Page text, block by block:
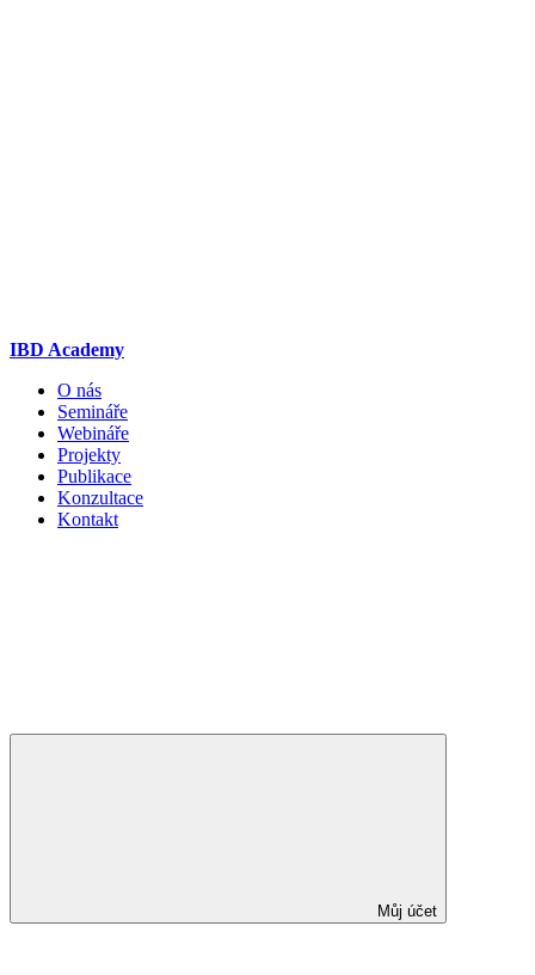
IBD Academy
O nás
Semináře
Webináře
Projekty
Publikace
Konzultace
Kontakt
Můj účet